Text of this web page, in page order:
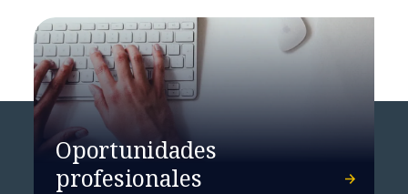
Oportunidades
profesionales